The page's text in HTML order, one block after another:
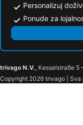
Personalizuj
Ponude za
trivago N.V., Kesselstraße 5
Copyright 2026 trivago | Sva